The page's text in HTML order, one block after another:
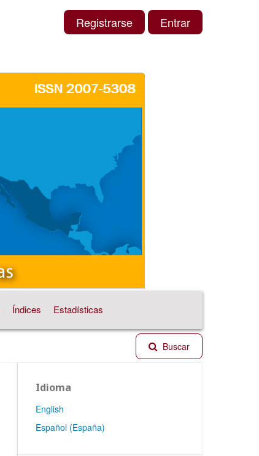
Índices Estadísticas
Buscar
Registrarse Entrar
Idioma
English
Español (España)